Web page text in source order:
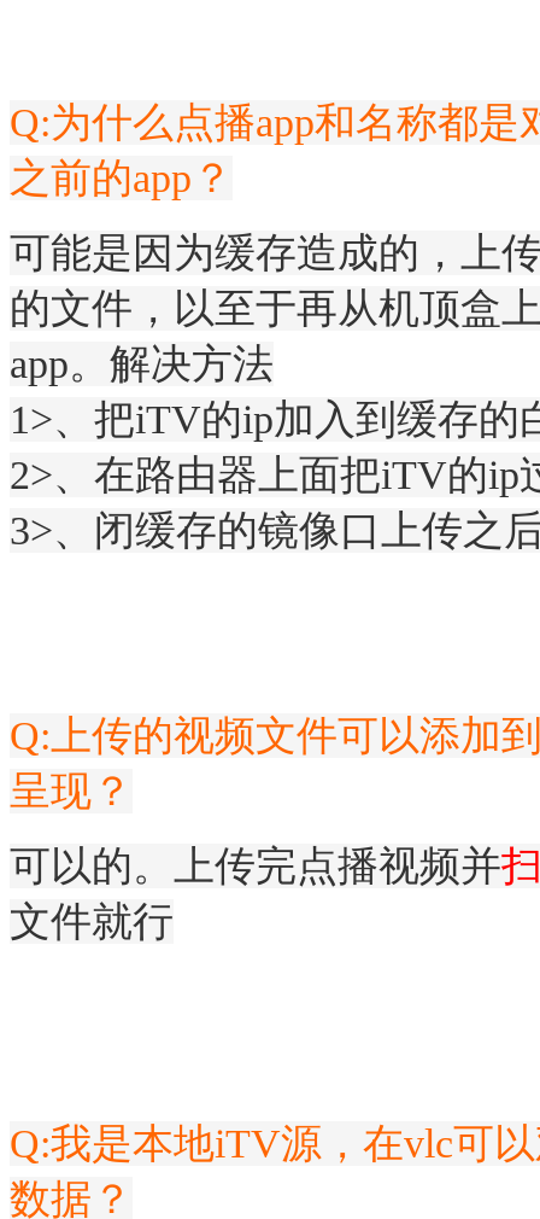
Q:为什么点播app和名称都
之前的app？
可能是因为缓存造成的，上
的文件，以至于再从机顶盒
app。解决方法
1>、把iTV的ip加入到缓存的
2>、在路由器上面把iTV的ip
3>、闭缓存的镜像口上传之
Q:上传的视频文件可以添加
呈现？
可以的。上传完点播视频并
文件就行
Q:我是本地iTV源，在vlc可
数据？